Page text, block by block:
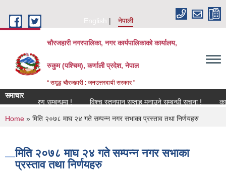
English
नेपाली
चौरजहारी नगरपालिका, नगर कार्यपालिकाको कार्यालय,
रुकुम (पश्चिम), कर्णाली प्रदेश, नेपाल
“ समृद्ध चौरजहारी : जनउत्तरदायी सरकार "
समाचार
नविकरण सम्बन्धमा !
विश्च स्तनपान सप्ताह मनाउने सम्बन्धी सूचना !
You are here
Home » मिति २०७८ माघ २४ गते सम्पन्न नगर सभाका प्रस्ताव तथा निर्णयहरु
मिति २०७८ माघ २४ गते सम्पन्न नगर सभाका
प्रस्ताव तथा निर्णयहरु